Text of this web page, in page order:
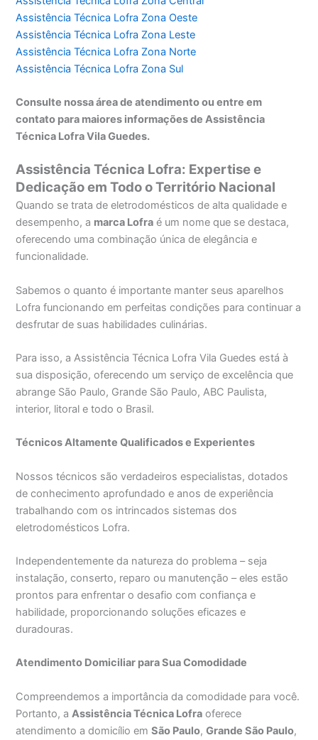
Assistência Técnica Lofra Zona Oeste
Assistência Técnica Lofra Zona Leste
Assistência Técnica Lofra Zona Norte
Assistência Técnica Lofra Zona Sul
Consulte nossa área de atendimento ou entre em
contato para maiores informações de Assistência
Técnica Lofra Vila Guedes.
Assistência Técnica Lofra: Expertise e
Dedicação em Todo o Território Nacional
Quando se trata de eletrodomésticos de alta qualidade e
desempenho, a marca Lofra é um nome que se destaca,
oferecendo uma combinação única de elegância e
funcionalidade.
Sabemos o quanto é importante manter seus aparelhos
Lofra funcionando em perfeitas condições para continuar a
desfrutar de suas habilidades culinárias.
Para isso, a Assistência Técnica Lofra Vila Guedes está à
sua disposição, oferecendo um serviço de excelência que
abrange São Paulo, Grande São Paulo, ABC Paulista,
interior, litoral e todo o Brasil.
Técnicos Altamente Qualificados e Experientes
Nossos técnicos são verdadeiros especialistas, dotados
de conhecimento aprofundado e anos de experiência
trabalhando com os intrincados sistemas dos
eletrodomésticos Lofra.
Independentemente da natureza do problema – seja
instalação, conserto, reparo ou manutenção – eles estão
prontos para enfrentar o desafio com confiança e
habilidade, proporcionando soluções eficazes e
duradouras.
Atendimento Domiciliar para Sua Comodidade
Compreendemos a importância da comodidade para você.
Portanto, aAssistência Técnica Lofra oferece
atendimento a domicílio emSão Paulo,Grande São Paulo,